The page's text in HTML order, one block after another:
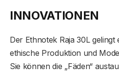
INNOVATIONEN
Der Ethnotek Raja 30L gelingt
ethische Produktion und
Sie können die „Fäden“